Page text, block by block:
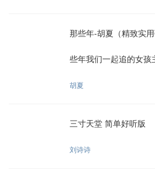
那些年-胡夏（精致实
些年我们一起追的女孩
胡夏
三寸天堂 简单好听版
刘诗诗